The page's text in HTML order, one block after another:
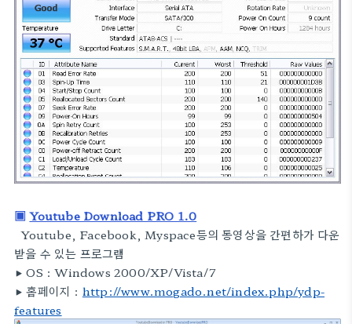
▣Youtube Download PRO 1.0
Youtube, Facebook, Myspace등의 동영상을 간편하가 다운
받을 수 있는 프로그램
▶ OS :Windows 2000/XP/Vista/7
▶ 홈페이지 : http://www.mogado.net/index.php/ydp-
features